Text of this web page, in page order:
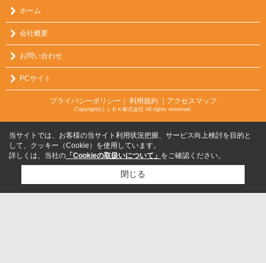
ホーム
会社概要
お問い合わせ
PCサイト
プライバシーポリシー ｜ 利用規約 ｜アクセスマップ
Copyright(c) ＬＤＫ株式会社 All rights reserved.
当サイトでは、お客様の当サイト利用状況把握、サービス向上検討を目的と
して、クッキー（Cookie）を使用しています。
詳しくは、当社の 「Cookieの取扱いについて」 をご確認ください。
閉じる